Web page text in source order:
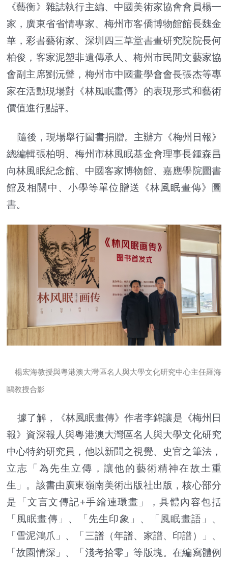
《藝衡》雜誌執行主編、中國美術家協會會員楊一
家，廣東省省情專家、梅州市客僑博物館館長魏金
華，彩書藝術家、深圳四三草堂書畫研究院院長何
柏俊，客家泥塑非遺傳承人、梅州市民間文藝家協
會副主席劉沅聲，梅州市中國畫學會會長張杰等專
家在活動現場對《林風眠畫傳》的表現形式和藝術
價值進行點評。
隨後，現場舉行圖書捐贈。主辦方《梅州日報》
總編輯張柏明、梅州市林風眠基金會理事長鍾森昌
向林風眠紀念館、中國客家博物館、嘉應學院圖書
館及相關中、小學等單位贈送《林風眠畫傳》圖
書。
楊宏海教授與粵港澳大灣區名人與大學文化研究中心主任羅海
鷗教授合影
據了解，《林風眠畫傳》作者李錦讓是《梅州日
報》資深報人與粵港澳大灣區名人與大學文化研究
中心特約研究員，他以新聞之視覺、史官之筆法，
立志「為先生立傳，讓他的藝術精神在故土重
生」。該書由廣東嶺南美術出版社出版，核心部分
是「文言文傳記+手繪連環畫」，具體內容包括
「風眠畫傳」、「先生印象」、「風眠畫語」、
「雪泥鴻爪」、「三譜（年譜、家譜、印譜）」、
「故園情深」、「淺考拾零」等版塊。在編寫體例